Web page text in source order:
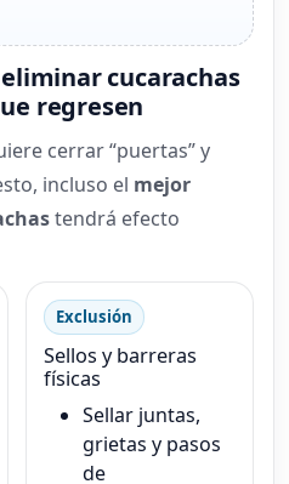
cucarachas
regresen
cerrar “puertas” y
incluso el mejor
tendrá efecto
Exclusión
Sellos y barreras
físicas
Sellar juntas,
grietas y pasos
de